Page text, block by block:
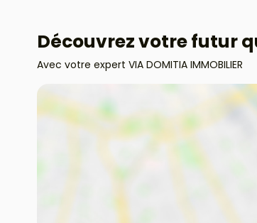
Découvrez votre futur
Avec votre expert VIA DOMITIA IMMOBILIER